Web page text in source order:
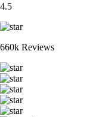
4.5
660k Reviews